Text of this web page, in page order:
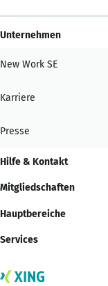
Unternehmen
New Work SE
Karriere
Presse
Hilfe & Kontakt
Mitgliedschaften
Hauptbereiche
Services